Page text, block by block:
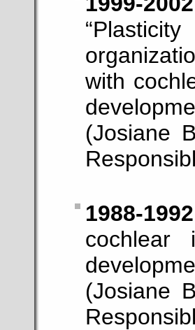
with
(Josiane
1988-1992
cochlear
(Josiane